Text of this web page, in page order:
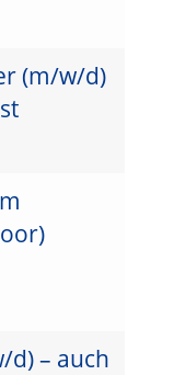
(m/w/d)
– auch